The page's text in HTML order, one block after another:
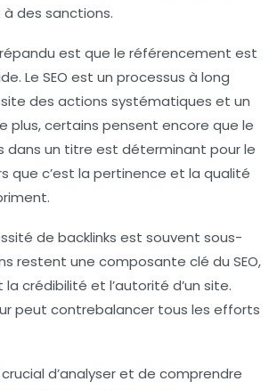
des sanctions.
est que le référencement est
Le SEO est un processus à long
des actions systématiques et un
plus, certains pensent encore que le
dans un titre est déterminant pour le
que c’est la pertinence et la qualité
de backlinks est souvent sous-
restent une composante clé du SEO,
crédibilité et l’autorité d’un site.
peut contrebalancer tous les efforts
d’analyser et de comprendre